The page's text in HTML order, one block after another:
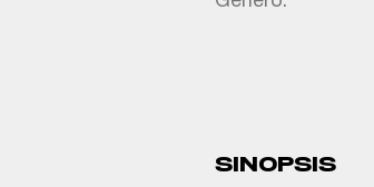
SINOPSIS